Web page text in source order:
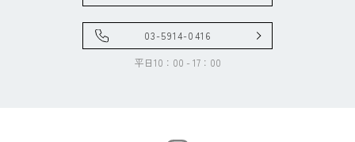
03-5914-0416
平日10：00 - 17：00